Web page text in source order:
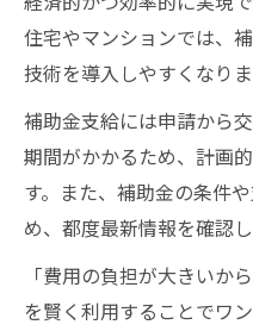
住宅やマンションでは、
技術を導入しやすくなりま
補助金支給には申請から
期間がかかるため、計画
す。また、補助金の条件
め、都度最新情報を確認し
「費用の負担が大きいか
を賢く利用することでワ